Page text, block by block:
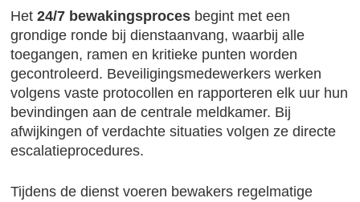
Het24/7 bewakingsproces begint met een
grondige ronde bij dienstaanvang, waarbij alle
toegangen, ramen en kritieke punten worden
gecontroleerd. Beveiligingsmedewerkers werken
volgens vaste protocollen en rapporteren elk uur hun
bevindingen aan de centrale meldkamer. Bij
afwijkingen of verdachte situaties volgen ze directe
escalatieprocedures.
Tijdens de dienst voeren bewakers regelmatige